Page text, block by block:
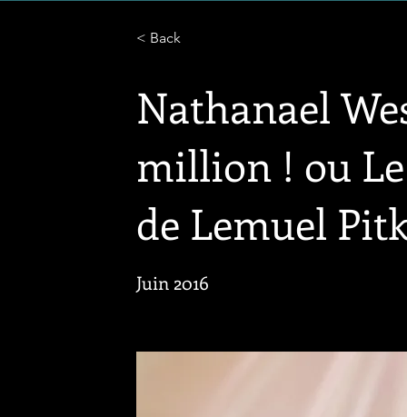
< Back
Nathanael
million ! ou
de Lemuel
Juin 2016